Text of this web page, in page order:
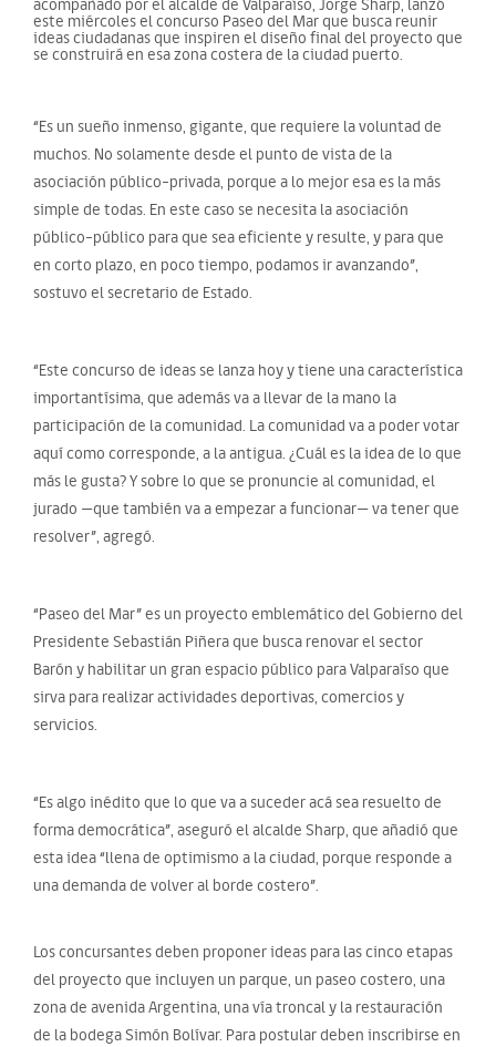
acompañado por el alcalde de Valparaíso, Jorge Sharp, lanzó
este miércoles el concurso Paseo del Mar que busca reunir
ideas ciudadanas que inspiren el diseño final del proyecto que
se construirá en esa zona costera de la ciudad puerto.
“Es un sueño inmenso, gigante, que requiere la voluntad de
muchos. No solamente desde el punto de vista de la
asociación público-privada, porque a lo mejor esa es la más
simple de todas. En este caso se necesita la asociación
público-público para que sea eficiente y resulte, y para que
en corto plazo, en poco tiempo, podamos ir avanzando”,
sostuvo el secretario de Estado.
“Este concurso de ideas se lanza hoy y tiene una característica
importantísima, que además va a llevar de la mano la
participación de la comunidad. La comunidad va a poder votar
aquí como corresponde, a la antigua. ¿Cuál es la idea de lo que
más le gusta? Y sobre lo que se pronuncie al comunidad, el
jurado —que también va a empezar a funcionar— va tener que
resolver”, agregó.
“Paseo del Mar” es un proyecto emblemático del Gobierno del
Presidente Sebastián Piñera que busca renovar el sector
Barón y habilitar un gran espacio público para Valparaíso que
sirva para realizar actividades deportivas, comercios y
servicios.
“Es algo inédito que lo que va a suceder acá sea resuelto de
forma democrática”, aseguró el alcalde Sharp, que añadió que
esta idea “llena de optimismo a la ciudad, porque responde a
una demanda de volver al borde costero”.
Los concursantes deben proponer ideas para las cinco etapas
del proyecto que incluyen un parque, un paseo costero, una
zona de avenida Argentina, una vía troncal y la restauración
de la bodega Simón Bolívar. Para postular deben inscribirse en